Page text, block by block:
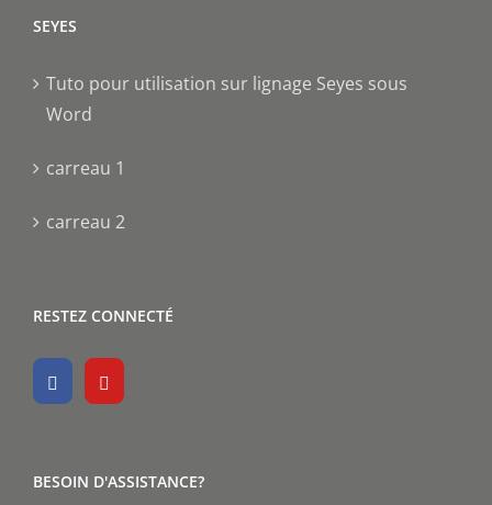
SEYES
Tuto pour utilisation sur lignage Seyes sous
Word
carreau 1
carreau 2
RESTEZ CONNECTÉ
BESOIN D'ASSISTANCE?